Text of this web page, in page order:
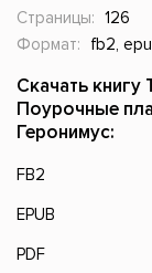
Страницы: 126
Формат:
fb2,
Скачать книгу
Поурочные
Геронимус:
FB2
EPUB
PDF